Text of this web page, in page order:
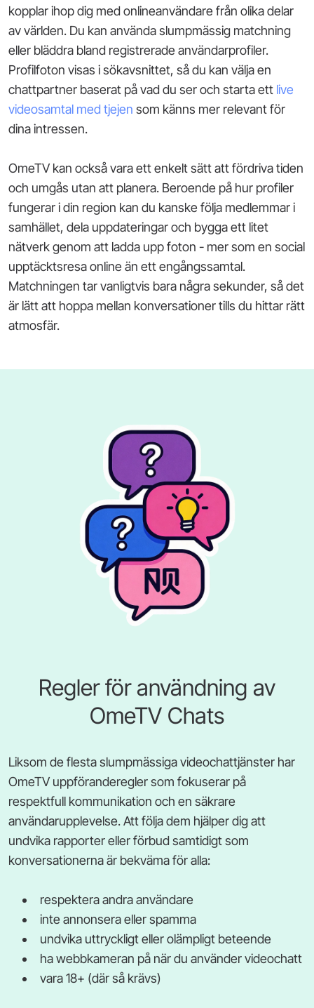
kopplar ihop dig med onlineanvändare från olika delar
av världen. Du kan använda slumpmässig matchning
eller bläddra bland registrerade användarprofiler.
Profilfoton visas i sökavsnittet, så du kan välja en
chattpartner baserat på vad du ser och starta ett live
videosamtal med tjejen som känns mer relevant för
dina intressen.
OmeTV kan också vara ett enkelt sätt att fördriva tiden
och umgås utan att planera. Beroende på hur profiler
fungerar i din region kan du kanske följa medlemmar i
samhället, dela uppdateringar och bygga ett litet
nätverk genom att ladda upp foton - mer som en social
upptäcktsresa online än ett engångssamtal.
Matchningen tar vanligtvis bara några sekunder, så det
är lätt att hoppa mellan konversationer tills du hittar rätt
atmosfär.
Regler för användning av
OmeTV Chats
Liksom de flesta slumpmässiga videochattjänster har
OmeTV uppföranderegler som fokuserar på
respektfull kommunikation och en säkrare
användarupplevelse. Att följa dem hjälper dig att
undvika rapporter eller förbud samtidigt som
konversationerna är bekväma för alla:
respektera andra användare
inte annonsera eller spamma
undvika uttryckligt eller olämpligt beteende
ha webbkameran på när du använder videochatt
vara 18+ (där så krävs)